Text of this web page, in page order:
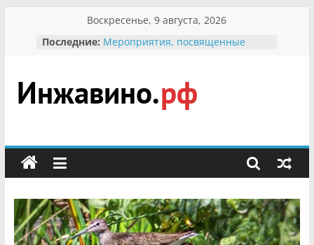
содержимому
Воскресенье, 9 августа, 2026
Последние: Мероприятия, посвященные
гражданин Инжавинского округа»
участнице Великой
Отечественной, фронтовичке
Безопасность в сети Интернет
мероприятии «Сохраним
первоцветы!»
В вольере Воронинского
заповедника родились крапчатые
суслики
Инжавино.рф
сельский
портал